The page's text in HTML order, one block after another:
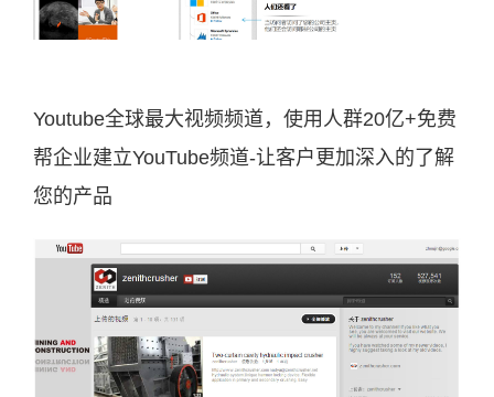
Youtube全球最大视频频道，使用人群20亿+免费
帮企业建立YouTube频道-让客户更加深入的了解
您的产品